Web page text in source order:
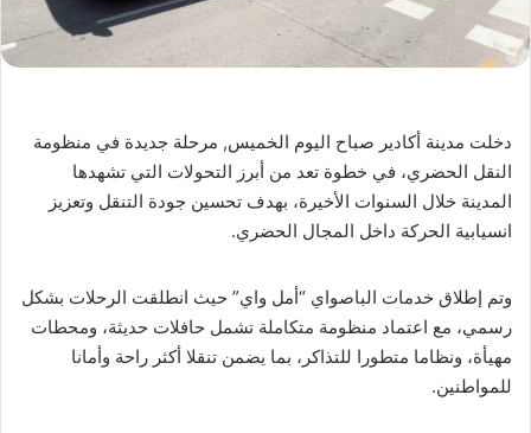
دخلت مدينة أكادير صباح اليوم الخميس, مرحلة جديدة في منظومة
النقل الحضري، في خطوة تعد من أبرز التحولات التي تشهدها
المدينة خلال السنوات الأخيرة، بهدف تحسين جودة التنقل وتعزيز
انسيابية الحركة داخل المجال الحضري.
وتم إطلاق خدمات الباصواي “أمل واي” حيث انطلقت الرحلات بشكل
رسمي، مع اعتماد منظومة متكاملة تشمل حافلات حديثة، ومحطات
مهيأة، ونظاما متطورا للتذاكر، بما يضمن تنقلا أكثر راحة وأمانا
للمواطنين.